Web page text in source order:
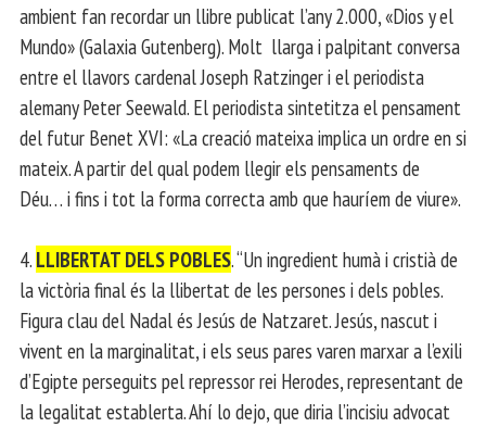
ambient fan recordar un llibre publicat l’any 2.000, «Dios y el
Mundo» (Galaxia Gutenberg). Molt llarga i palpitant conversa
entre el llavors cardenal Joseph Ratzinger i el periodista
alemany Peter Seewald. El periodista sintetitza el pensament
del futur Benet XVI: «La creació mateixa implica un ordre en si
mateix. A partir del qual podem llegir els pensaments de
Déu… i fins i tot la forma correcta amb que hauríem de viure».
4. LLIBERTAT DELS POBLES. “Un ingredient humà i cristià de
la victòria final és la llibertat de les persones i dels pobles.
Figura clau del Nadal és Jesús de Natzaret. Jesús, nascut i
vivent en la marginalitat, i els seus pares varen marxar a l’exili
d’Egipte perseguits pel repressor rei Herodes, representant de
la legalitat establerta. Ahí lo dejo, que diria l’incisiu advocat